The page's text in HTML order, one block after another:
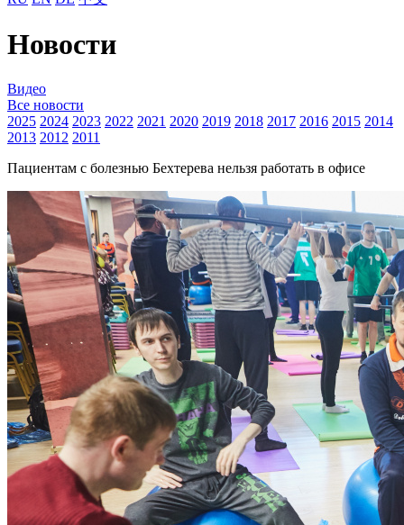
Новости
Видео
Все новости
2025 2024 2023 2022 2021 2020 2019 2018 2017 2016 2015 2014
2013 2012 2011
Пациентам с болезнью Бехтерева нельзя работать в офисе